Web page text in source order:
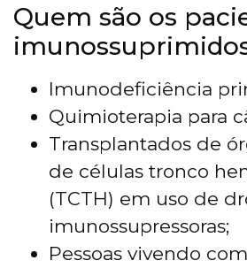
Quem são os
Imunodeficiência
Quimioterapia para
Transplantados de
de células tronco
(TCTH) em uso de
imunossupressoras;
Pessoas vivendo